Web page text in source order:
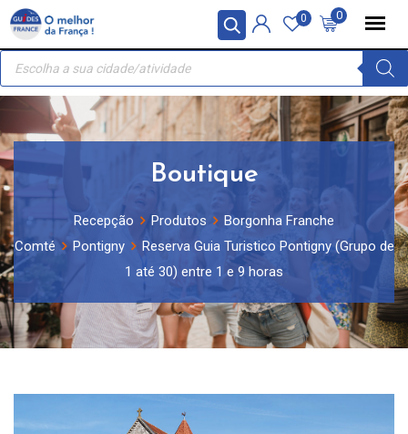
Painel de Gerenciamento de Cookies
Skip
content
0
0
Recherche
produits
Boutique
Recepção Produtos
Borgonha Franche
Comté
Pontigny
Reserva Guia Turistico Pontigny (Grupo de
1 até 30) entre 1 e 9 horas